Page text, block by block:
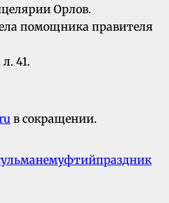
Орлов.
помощника правителя
41.
в сокращении.
муфтийпраздник